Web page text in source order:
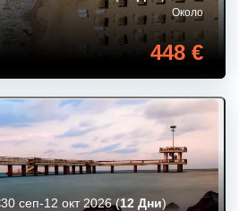
Около
448 €
30 сеп-12 окт 2026(12 Дни)